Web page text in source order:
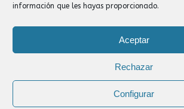
información que les hayas proporcionado.
Aceptar
Rechazar
Configurar
Formas de Pago